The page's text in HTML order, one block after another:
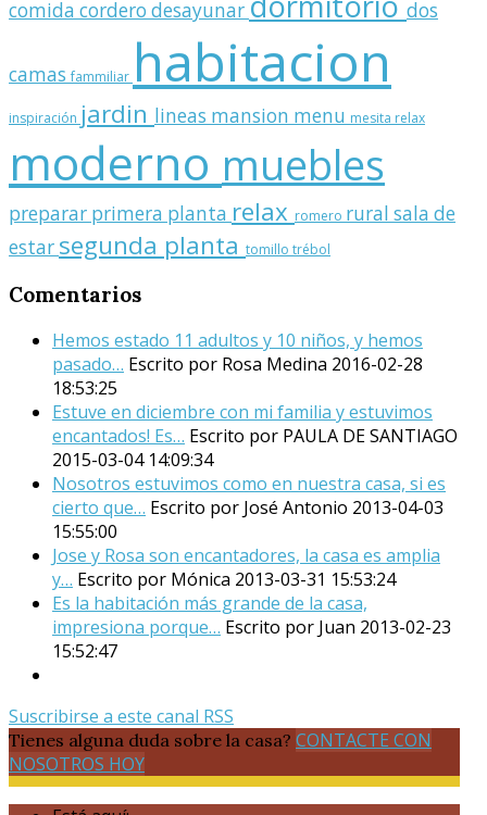
comida cordero desayunar dos
camasfammiliar habitacion
inspiración jardin lineas mansion menu mesita relax
moderno muebles
preparar primera planta relax romero rural sala de
estar segunda planta tomillo trébol
Comentarios
Hemos estado 11 adultos y 10 niños, y hemos
pasado… Escrito por Rosa Medina 2016-02-28
18:53:25
Estuve en diciembre con mi familia y estuvimos
encantados! Es… Escrito por PAULA DE SANTIAGO
2015-03-04 14:09:34
Nosotros estuvimos como en nuestra casa, si es
cierto que… Escrito por José Antonio 2013-04-03
15:55:00
Jose y Rosa son encantadores, la casa es amplia
y… Escrito por Mónica 2013-03-31 15:53:24
Es la habitación más grande de la casa,
impresiona porque… Escrito por Juan 2013-02-23
15:52:47
Suscribirse a este canal RSS
Tienes alguna duda sobre la casa? CONTACTE CON
NOSOTROS HOY